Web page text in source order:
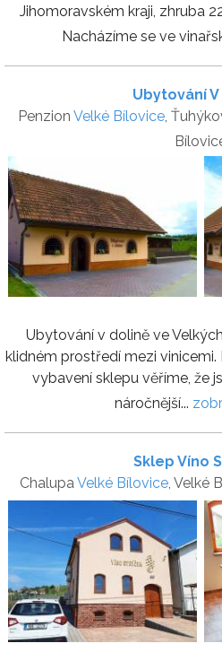
Jihomoravském kraji, zhruba
Nacházíme se ve
Ubytování
Penzion Velké Bílovice,
Ubytování v dolině ve
klidném prostředí mezi
vybavení sklepu věříme, že
náročnější...
Sklep Víno
Chalupa Velké Bílovice, Velké